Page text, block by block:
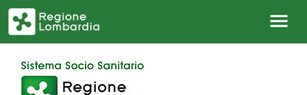
Salta al contenuto principale